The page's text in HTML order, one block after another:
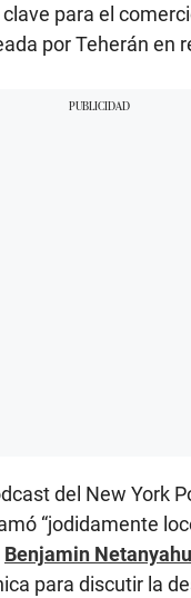
clave para el
por Teherán en
del New York
“jodidamente
Benjamin Netanyahu
para discutir la